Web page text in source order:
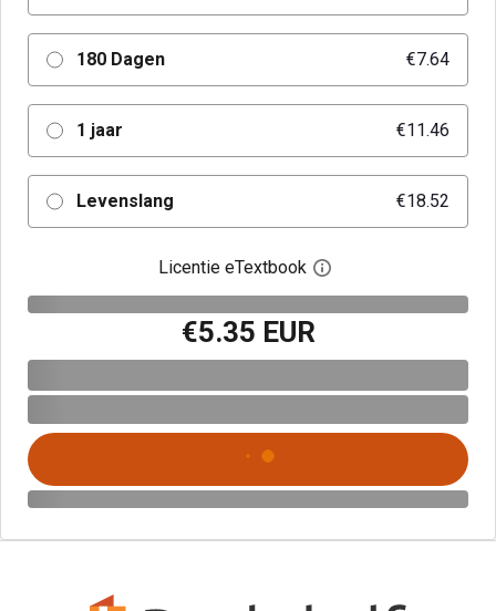
180 Dagen €7.64
1 jaar €11.46
Levenslang €18.52
Licentie eTextbook Open het
€5.35 EUR